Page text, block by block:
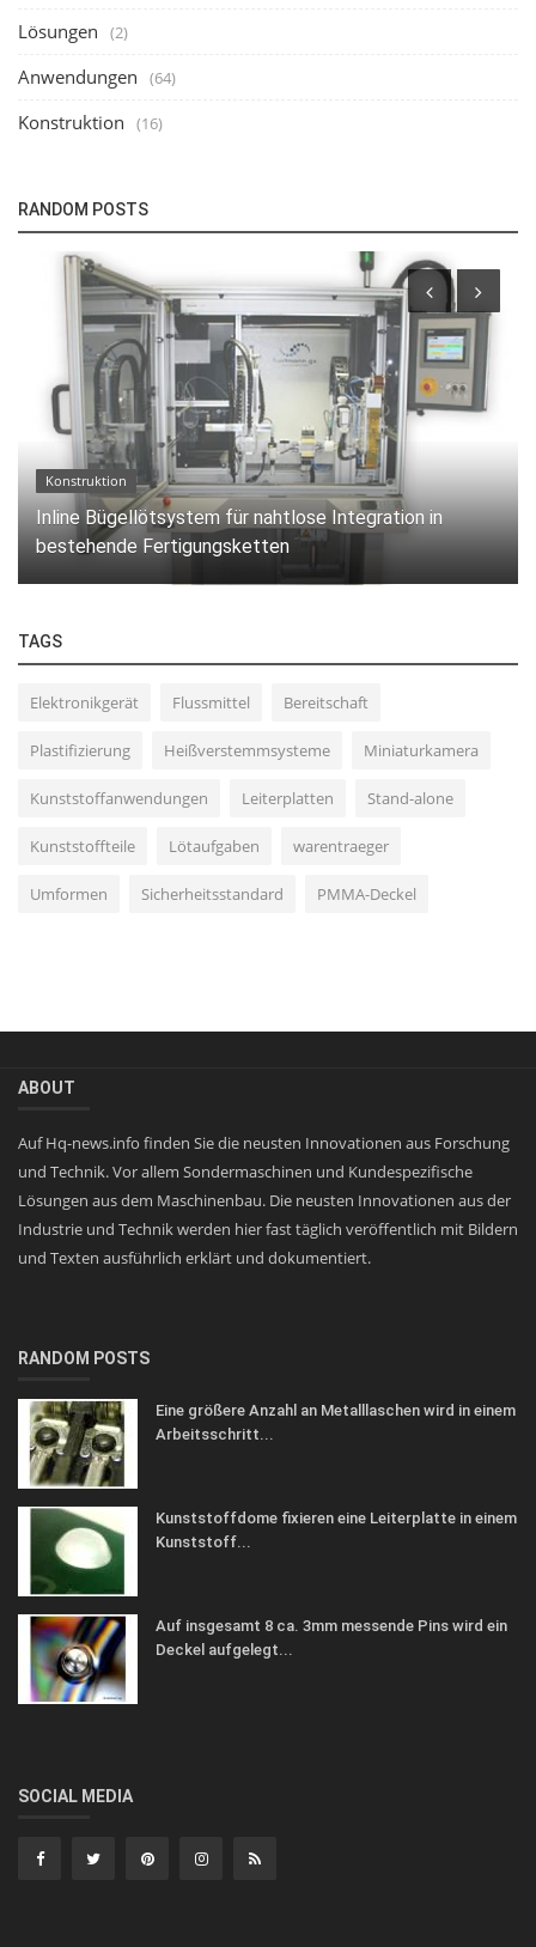
Lösungen (2)
Anwendungen (64)
Konstruktion (16)
RANDOM POSTS
Konstruktion
Inline Bügellötsystem für nahtlose Integration in
bestehende Fertigungsketten
TAGS
Elektronikgerät Flussmittel Bereitschaft
Plastifizierung Heißverstemmsysteme Miniaturkamera
Kunststoffanwendungen Leiterplatten Stand-alone
Kunststoffteile Lötaufgaben warentraeger
Umformen Sicherheitsstandard PMMA-Deckel
ABOUT
Auf Hq-news.info finden Sie die neusten Innovationen aus Forschung
und Technik. Vor allem Sondermaschinen und Kundespezifische
Lösungen aus dem Maschinenbau. Die neusten Innovationen aus der
Industrie und Technik werden hier fast täglich veröffentlich mit Bildern
und Texten ausführlich erklärt und dokumentiert.
RANDOM POSTS
Eine größere Anzahl an Metalllaschen wird in einem
Arbeitsschritt...
Kunststoffdome fixieren eine Leiterplatte in einem
Kunststoff...
Auf insgesamt 8 ca. 3mm messende Pins wird ein
Deckel aufgelegt...
SOCIAL MEDIA